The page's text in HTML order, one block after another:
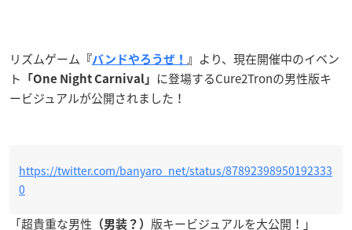
リズムゲーム 『バンドやろうぜ！ 』
より、現在開催中のイベン
ト
「One Night Carnival」
に登場するCure2Tronの男性版キ
ービジュアルが公開されました！
https://twitter.com/banyaro_net/status/87892398950192333
0
「超貴重な男性 （男装？） 版キービジュアルを大公開！」